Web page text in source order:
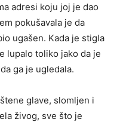
adresi koju joj je dao
pokušavala je da
ugašen. Kada je stigla
lupalo toliko jako da je
ga je ugledala.
glave, slomljen i
živog, sve što je